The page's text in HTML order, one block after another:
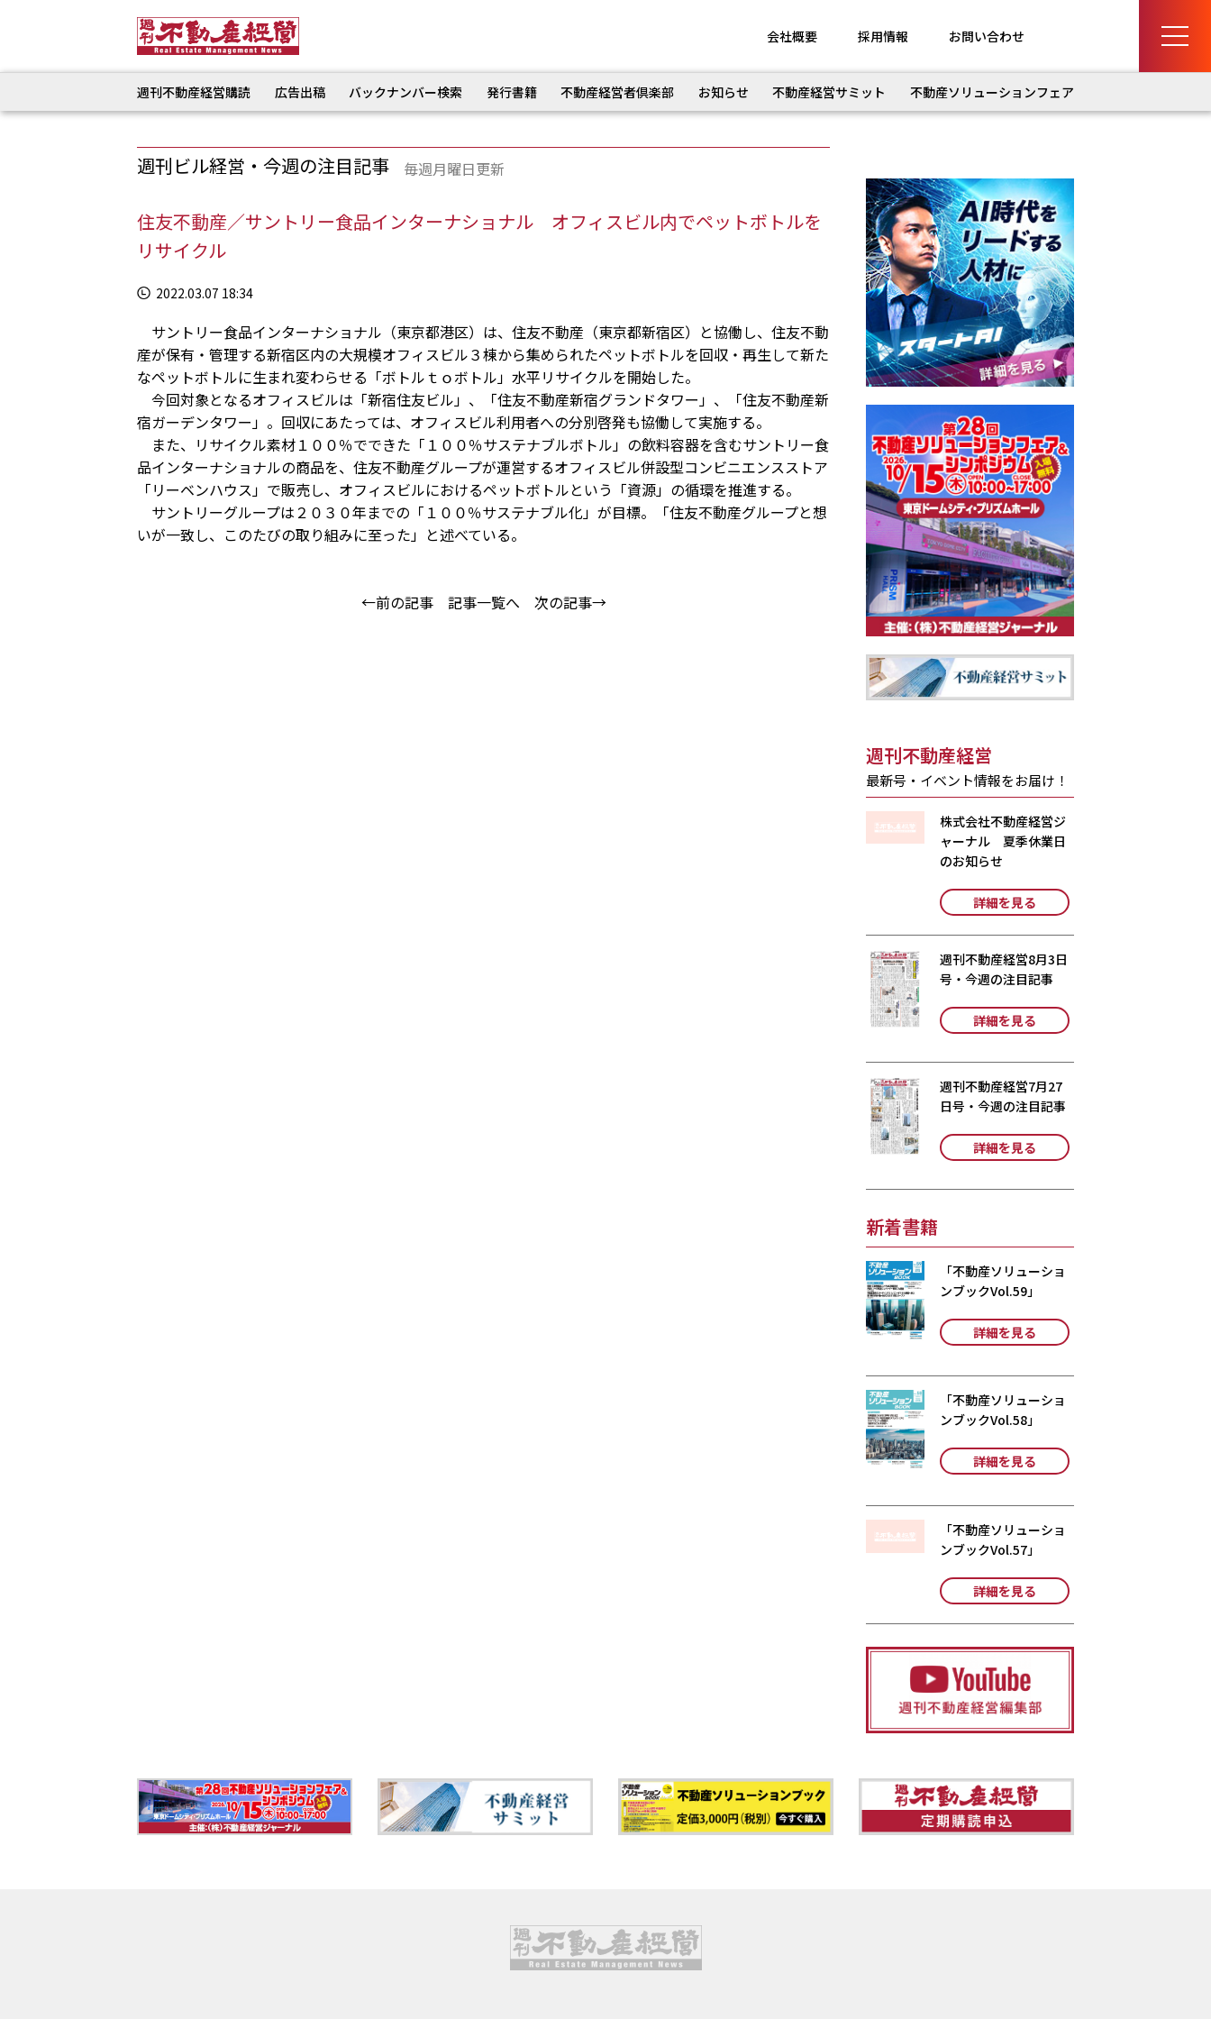
会社概要 採用情報 お問い合わせ
週刊不動産経営購読 広告出稿 バックナンバー検索 発行書籍 不動産経営者倶楽部 お知らせ 不動産経営サミット 不動産ソリューションフェア
週刊ビル経営・今週の注目記事 毎週月曜日更新
住友不動産／サントリー食品インターナショナル オフィスビル内でペットボトルを
リサイクル
2022.03.07 18:34
サントリー食品インターナショナル（東京都港区）は、住友不動産（東京都新宿区）と協働し、住友不動
産が保有・管理する新宿区内の大規模オフィスビル３棟から集められたペットボトルを回収・再生して新た
なペットボトルに生まれ変わらせる「ボトルｔｏボトル」水平リサイクルを開始した。
今回対象となるオフィスビルは「新宿住友ビル」、「住友不動産新宿グランドタワー」、「住友不動産新
宿ガーデンタワー」。回収にあたっては、オフィスビル利用者への分別啓発も協働して実施する。
また、リサイクル素材１００％でできた「１００％サステナブルボトル」の飲料容器を含むサントリー食
品インターナショナルの商品を、住友不動産グループが運営するオフィスビル併設型コンビニエンスストア
「リーベンハウス」で販売し、オフィスビルにおけるペットボトルという「資源」の循環を推進する。
サントリーグループは２０３０年までの「１００％サステナブル化」が目標。「住友不動産グループと想
いが一致し、このたびの取り組みに至った」と述べている。
←前の記事 記事一覧へ 次の記事→
週刊不動産経営
最新号・イベント情報をお届け！
株式会社不動産経営ジ
ャーナル 夏季休業日
のお知らせ
詳細を見る
週刊不動産経営8月3日
号・今週の注目記事
詳細を見る
週刊不動産経営7月27
日号・今週の注目記事
詳細を見る
新着書籍
「不動産ソリューショ
ンブックVol.59」
詳細を見る
「不動産ソリューショ
ンブックVol.58」
詳細を見る
「不動産ソリューショ
ンブックVol.57」
詳細を見る